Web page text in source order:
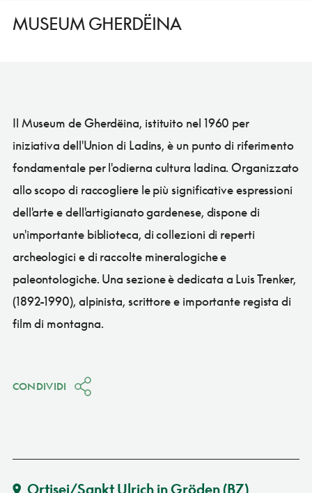
MUSEUM GHERDËINA
Il Museum de Gherdëina, istituito nel 1960 per
iniziativa dell'Union di Ladins, è un punto di riferimento
fondamentale per l'odierna cultura ladina. Organizzato
allo scopo di raccogliere le più significative espressioni
dell'arte e dell'artigianato gardenese, dispone di
un'importante biblioteca, di collezioni di reperti
archeologici e di raccolte mineralogiche e
paleontologiche. Una sezione è dedicata a Luis Trenker,
(1892-1990), alpinista, scrittore e importante regista di
film di montagna.
CONDIVIDI
Ortisei/Sankt Ulrich in Gröden(BZ)